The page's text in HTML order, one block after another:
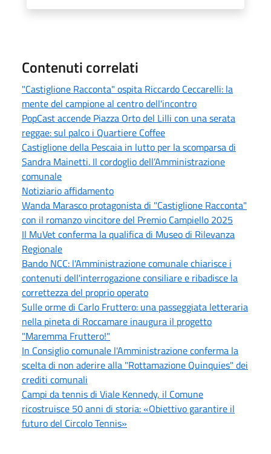
Contenuti correlati
"Castiglione Racconta" ospita Riccardo Ceccarelli: la
mente del campione al centro dell'incontro
PopCast accende Piazza Orto del Lilli con una serata
reggae: sul palco i Quartiere Coffee
Castiglione della Pescaia in lutto per la scomparsa di
Sandra Mainetti. Il cordoglio dell’Amministrazione
comunale
Notiziario affidamento
Wanda Marasco protagonista di "Castiglione Racconta"
con il romanzo vincitore del Premio Campiello 2025
Il MuVet conferma la qualifica di Museo di Rilevanza
Regionale
Bando NCC: l'Amministrazione comunale chiarisce i
contenuti dell'interrogazione consiliare e ribadisce la
correttezza del proprio operato
Sulle orme di Carlo Fruttero: una passeggiata letteraria
nella pineta di Roccamare inaugura il progetto
"Maremma Fruttero!"
In Consiglio comunale l'Amministrazione conferma la
scelta di non aderire alla "Rottamazione Quinquies" dei
crediti comunali
Campi da tennis di Viale Kennedy, il Comune
ricostruisce 50 anni di storia: «Obiettivo garantire il
futuro del Circolo Tennis»